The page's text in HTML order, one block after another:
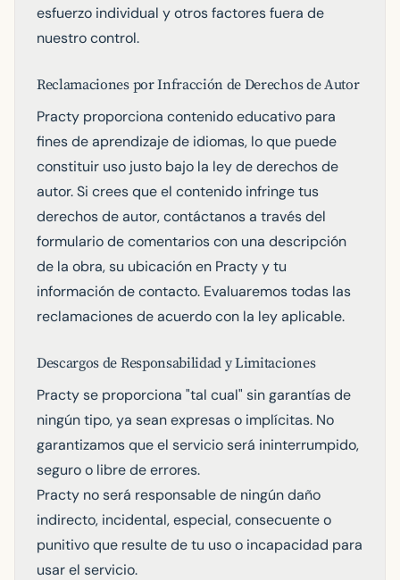
esfuerzo individual y otros factores fuera de
nuestro control.
Reclamaciones por Infracción de Derechos de Autor
Practy proporciona contenido educativo para
fines de aprendizaje de idiomas, lo que puede
constituir uso justo bajo la ley de derechos de
autor. Si crees que el contenido infringe tus
derechos de autor, contáctanos a través del
formulario de comentarios con una descripción
de la obra, su ubicación en Practy y tu
información de contacto. Evaluaremos todas las
reclamaciones de acuerdo con la ley aplicable.
Descargos de Responsabilidad y Limitaciones
Practy se proporciona "tal cual" sin garantías de
ningún tipo, ya sean expresas o implícitas. No
garantizamos que el servicio será ininterrumpido,
seguro o libre de errores.
Practy no será responsable de ningún daño
indirecto, incidental, especial, consecuente o
punitivo que resulte de tu uso o incapacidad para
usar el servicio.